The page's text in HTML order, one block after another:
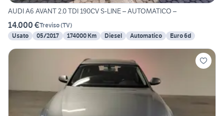
AUDI A6 AVANT 2.0 TDI 190CV S-LINE – AUTOMATICO –
14.000 €Treviso(TV)
Usato
05/2017 174000 Km Diesel Automatico Euro 6d